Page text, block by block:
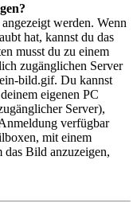
werden. Wenn
hat, kannst du das
musst du zu einem
zugänglichen Server
bild.gif. Du kannst
eigenen PC
Server),
verfügbar
mit einem
das Bild anzuzeigen,